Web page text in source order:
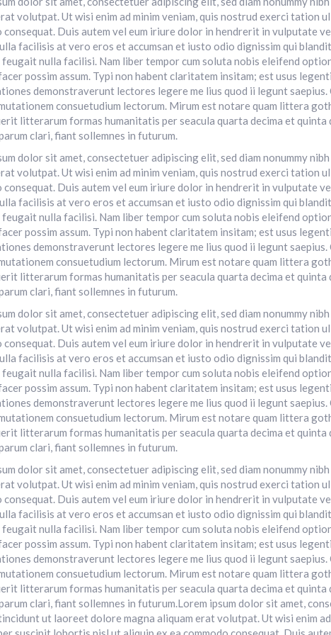
volutpat. Ut wisi enim ad minim veniam, quis nostrud exerci tation
consequat. Duis autem vel eum iriure dolor in hendrerit in vulputate
facilisis at vero eros et accumsan et iusto odio dignissim qui
nulla facilisi. Nam liber tempor cum soluta nobis eleifend
possim assum. Typi non habent claritatem insitam; est usus
demonstraverunt lectores legere me lius quod ii legunt saepius.
consuetudium lectorum. Mirum est notare quam littera
litterarum formas humanitatis per seacula quarta decima et quinta
clari, fiant sollemnes in futurum.
dolor sit amet, consectetuer adipiscing elit, sed diam nonummy
volutpat. Ut wisi enim ad minim veniam, quis nostrud exerci tation
consequat. Duis autem vel eum iriure dolor in hendrerit in vulputate
facilisis at vero eros et accumsan et iusto odio dignissim qui
nulla facilisi. Nam liber tempor cum soluta nobis eleifend
possim assum. Typi non habent claritatem insitam; est usus
demonstraverunt lectores legere me lius quod ii legunt saepius.
consuetudium lectorum. Mirum est notare quam littera
litterarum formas humanitatis per seacula quarta decima et quinta
clari, fiant sollemnes in futurum.
dolor sit amet, consectetuer adipiscing elit, sed diam nonummy
volutpat. Ut wisi enim ad minim veniam, quis nostrud exerci tation
consequat. Duis autem vel eum iriure dolor in hendrerit in vulputate
facilisis at vero eros et accumsan et iusto odio dignissim qui
nulla facilisi. Nam liber tempor cum soluta nobis eleifend
possim assum. Typi non habent claritatem insitam; est usus
demonstraverunt lectores legere me lius quod ii legunt saepius.
consuetudium lectorum. Mirum est notare quam littera
litterarum formas humanitatis per seacula quarta decima et quinta
clari, fiant sollemnes in futurum.
dolor sit amet, consectetuer adipiscing elit, sed diam nonummy
volutpat. Ut wisi enim ad minim veniam, quis nostrud exerci tation
consequat. Duis autem vel eum iriure dolor in hendrerit in vulputate
facilisis at vero eros et accumsan et iusto odio dignissim qui
nulla facilisi. Nam liber tempor cum soluta nobis eleifend
possim assum. Typi non habent claritatem insitam; est usus
demonstraverunt lectores legere me lius quod ii legunt saepius.
consuetudium lectorum. Mirum est notare quam littera
litterarum formas humanitatis per seacula quarta decima et quinta
clari, fiant sollemnes in futurum.Lorem ipsum dolor sit amet,
ut laoreet dolore magna aliquam erat volutpat. Ut wisi enim